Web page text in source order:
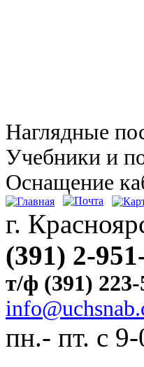
Наглядные
Учебники и
Оснащение
г.
(391) 2-
т/ф (391) 223-
пн.- пт. с